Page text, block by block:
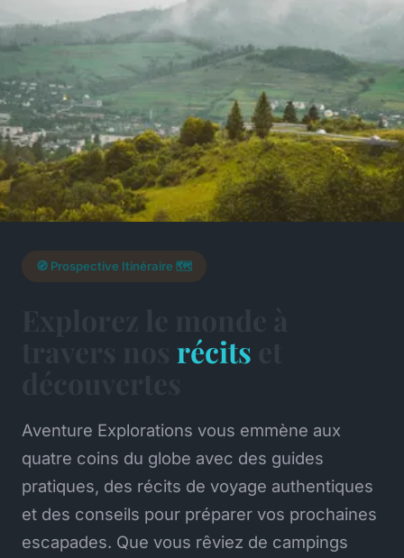
🧭 Prospective Itinéraire 🗺️
récits
Aventure Explorations vous emmène aux
quatre coins du globe avec des guides
pratiques, des récits de voyage authentiques
et des conseils pour préparer vos prochaines
escapades. Que vous rêviez de campings